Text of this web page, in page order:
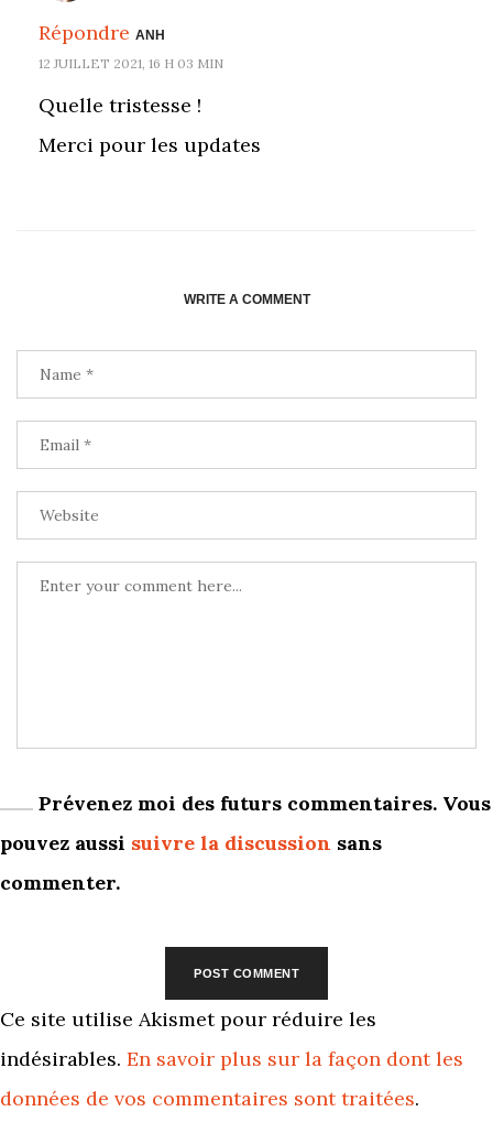
Répondre ANH
12 JUILLET 2021, 16 H 03 MIN
Quelle tristesse !
Merci pour les updates
WRITE A COMMENT
Prévenez moi des futurs commentaires. Vous
pouvez aussi suivre la discussion sans
commenter.
Ce site utilise Akismet pour réduire les
indésirables. En savoir plus sur la façon dont les
données de vos commentaires sont traitées.